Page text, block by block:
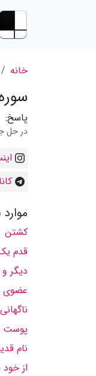
خانه
پاسخ:
در حل
کشتن
قدم
دیگر
عضوی
ناگهانی
پوست
نام
از